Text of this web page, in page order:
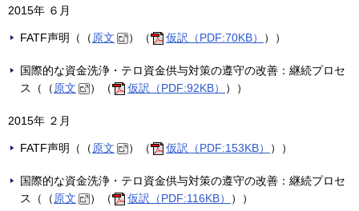
2015年 ６月
FATF声明（（ 原文 ）（ 仮訳（PDF:70KB） ））
国際的な資金洗浄・テロ資金供与対策の遵守の改善：継続プロセ
ス（（ 原文 ）（ 仮訳（PDF:92KB） ））
2015年 ２月
FATF声明（（ 原文 ）（ 仮訳（PDF:153KB） ））
国際的な資金洗浄・テロ資金供与対策の遵守の改善：継続プロセ
ス（（ 原文 ）（ 仮訳（PDF:116KB） ））